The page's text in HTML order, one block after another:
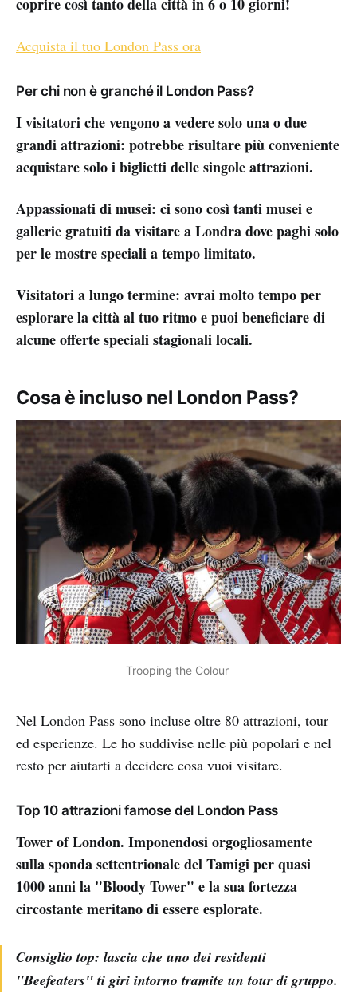
Acquista il tuo London Pass ora
Per chi non è granché il London Pass?
I visitatori che vengono a vedere solo una o due
grandi attrazioni: potrebbe risultare più conveniente
acquistare solo i biglietti delle singole attrazioni.
Appassionati di musei: ci sono così tanti musei e
gallerie gratuiti da visitare a Londra dove paghi solo
per le mostre speciali a tempo limitato.
Visitatori a lungo termine: avrai molto tempo per
esplorare la città al tuo ritmo e puoi beneficiare di
alcune offerte speciali stagionali locali.
Cosa è incluso nel London Pass?
Trooping the Colour
Nel London Pass sono incluse oltre 80 attrazioni, tour
ed esperienze. Le ho suddivise nelle più popolari e nel
resto per aiutarti a decidere cosa vuoi visitare.
Top 10 attrazioni famose del London Pass
Tower of London. Imponendosi orgogliosamente
sulla sponda settentrionale del Tamigi per quasi
1000 anni la "Bloody Tower" e la sua fortezza
circostante meritano di essere esplorate.
Consiglio top: lascia che uno dei residenti
"Beefeaters" ti giri intorno tramite un tour di gruppo.